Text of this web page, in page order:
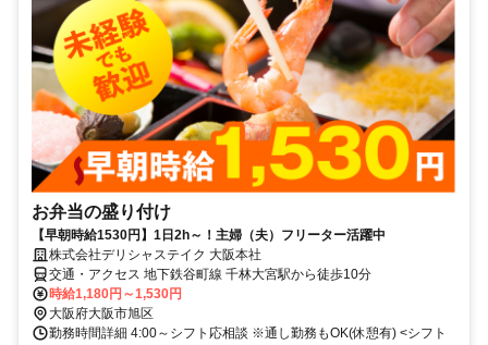
お弁当の盛り付け
【早朝時給1530円】1日2h～！主婦（夫）フリーター活躍中
株式会社デリシャステイク 大阪本社
交通・アクセス 地下鉄谷町線 千林大宮駅から徒歩10分
時給1,180円～1,530円
大阪府大阪市旭区
勤務時間詳細 4:00～シフト応相談 ※通し勤務もOK(休憩有) <シフト